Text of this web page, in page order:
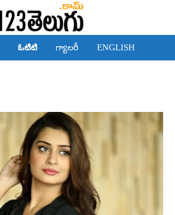
ఓటిటి గ్యాలరీ ENGLISH